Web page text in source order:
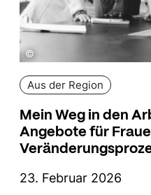
©
Aus der Region
Mein Weg in den
Angebote für
23. Februar 2026